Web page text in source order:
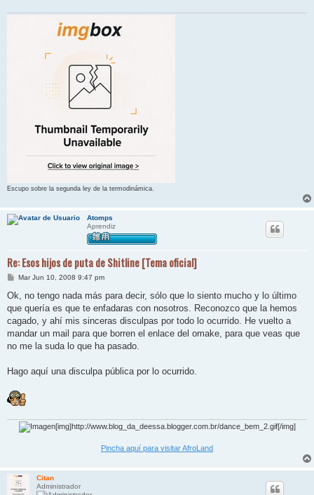
Escupo sobre la segunda ley de la termodinámica.
Atomps
Aprendiz
Re: Esos hijos de puta de Shitline [Tema oficial]
M
n
a
j
e
Mar Jun 10, 2008 9:47 pm
Ok, no tengo nada más para decir, sólo que lo siento mucho y lo último
que quería es que te enfadaras con nosotros. Reconozco que la hemos
cagado, y ahí mis sinceras disculpas por todo lo ocurrido. He vuelto a
mandar un mail para que borren el enlace del omake, para que veas que
no me la suda lo que ha pasado.
Hago aquí una disculpa pública por lo ocurrido.
[img]http://www.blog_da_deessa.blogger.com.br/dance_bem_2.gif[/img]
Pincha aquí para visitar AfroLand
Citan
Administrador